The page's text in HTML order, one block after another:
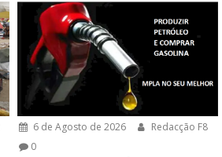
6 de Agosto de 2026
Redacção F8
0